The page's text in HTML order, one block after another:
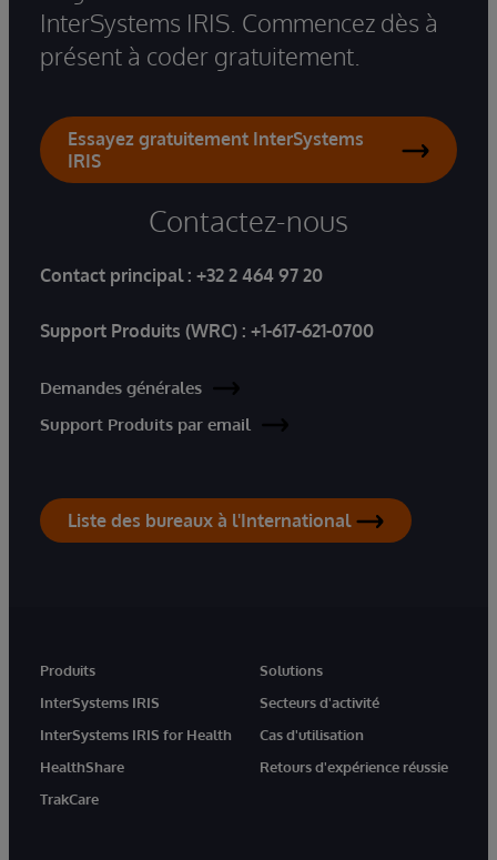
InterSystems IRIS. Commencez dès à
présent à coder gratuitement.
Essayez gratuitement InterSystems
IRIS
Contactez-nous
Contact principal : +32 2 464 97 20
Support Produits (WRC) : +1-617-621-0700
Demandes générales
Support Produits par email
Liste des bureaux à l'International
Produits
InterSystems IRIS
InterSystems IRIS for Health
HealthShare
TrakCare
Solutions
Secteurs d'activité
Cas d'utilisation
Retours d'expérience réussie